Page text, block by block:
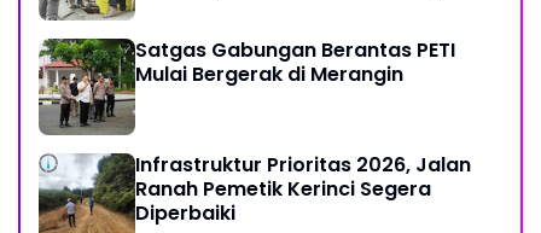
Satgas Gabungan Berantas PETI
Mulai Bergerak di Merangin
Infrastruktur Prioritas 2026, Jalan
Ranah Pemetik Kerinci Segera
Diperbaiki